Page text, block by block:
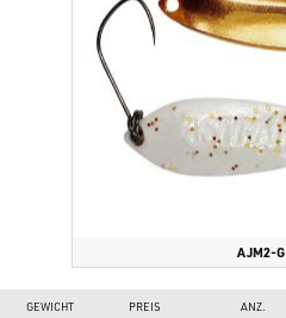
AJM2-G
GEWICHT PREIS ANZ.